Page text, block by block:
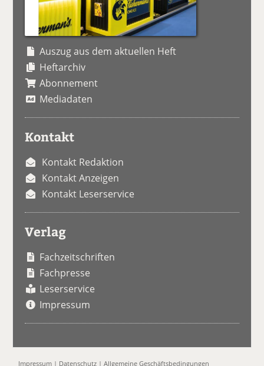
Auszug aus dem aktuellen Heft
Heftarchiv
Abonnement
Mediadaten
Kontakt
Kontakt Redaktion
Kontakt Anzeigen
Kontakt Leserservice
Verlag
Fachzeitschriften
Fachpresse
Leserservice
Impressum
Impressum | Datenschutz |Allgemeine Geschäftsbedingungen